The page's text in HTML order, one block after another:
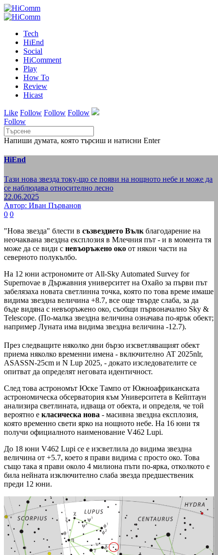
Tech
HiEnd
Social
HiComment
Play
How To
Review
Hicast
Like Follow Follow Follow
Follow
Напиши думата, която търсиш и натисни Enter
HiEnd
Тази нова звезда току-що се появи на нощното небе и може да
се наблюдава относително лесно
22.06.2025
Автор: Иван Първанов
0 0
"Нова звезда" блести в съзвездието Вълк благодарение на
неочаквана звездна експлозия в Млечния път - и в момента тя
може да се види с невъоръжено око от някои части на
северното полукълбо.
На 12 юни астрономите от All-Sky Automated Survey for
Supernovae в Държавния университет на Охайо за първи път
забелязаха новата светлинна точка, която по това време имаше
видима звездна величина +8.7, все още твърде слаба, за да
бъде видяна с невъоръжено око, съобщи първоначално Sky &
Telescope. (По-малка звездна величина означава по-ярък обект;
например Луната има видима звездна величина -12.7).
През следващите няколко дни бързо изсветляващият обект
приема няколко временни имена - включително AT 2025nlr,
ASASSN-25cm и N Lup 2025, - докато изследователите се
опитват да определят неговата идентичност.
След това астрономът Юске Тампо от Южноафриканската
астрономическа обсерватория към Университета в Кейптаун
анализира светлината, идваща от обекта, и определя, че той
вероятно е класическа нова - масивна звездна експлозия,
която временно свети ярко на нощното небе. На 16 юни тя
получи официалното наименование V462 Lupi.
До 18 юни V462 Lupi се е изсветлила до видима звездна
величина от +5.7, което я прави видима с просто око. Това
също така я прави около 4 милиона пъти по-ярка, отколкото е
била нейната изключително слаба звезда предшественик
преди 12 юни.